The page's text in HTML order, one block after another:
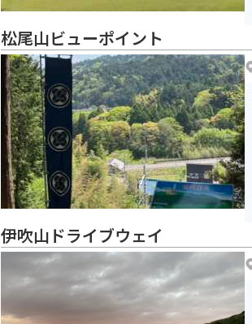
松尾山ビューポイント
伊吹山ドライブウェイ